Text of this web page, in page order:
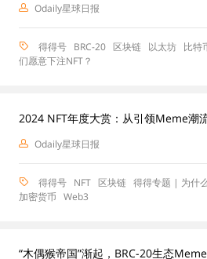
Odaily星球日报
得得号 BRC-20 区块链 以太坊 比特
们愿意下注NFT？
2024 NFT年度大赏：从引领Meme潮
Odaily星球日报
得得号 NFT 区块链 得得专题 | 为什
加密货币 Web3
“木偶猴帝国”渐起，BRC-20生态